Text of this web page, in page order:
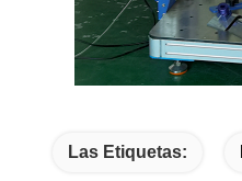
Las Etiquetas: